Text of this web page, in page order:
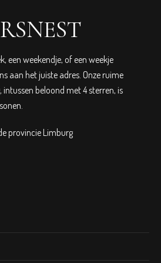
een weekendje, of een weekje
aan het juiste adres. Onze ruime
beloond met 4 sterren, is
provincie Limburg